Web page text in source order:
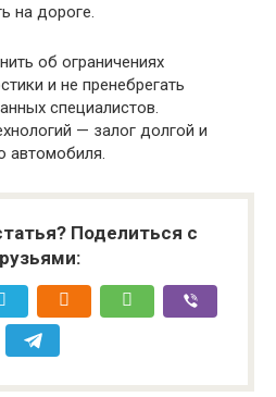
на дороге.
об ограничениях
и не пренебрегать
специалистов.
— залог долгой и
автомобиля.
Поделиться с